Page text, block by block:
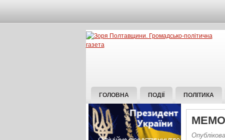
ГОЛОВНА ПОДІЇ ПОЛІТИКА